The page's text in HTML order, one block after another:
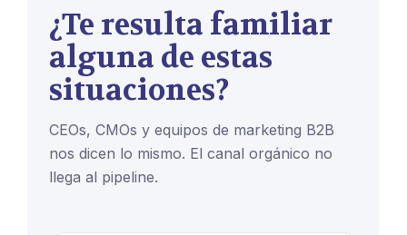
¿Te resulta familiar
alguna de estas
situaciones?
CEOs, CMOs y equipos de marketing B2B
nos dicen lo mismo. El canal orgánico no
llega al pipeline.